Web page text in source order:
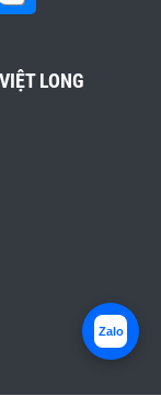
VIỆT LONG
Zalo